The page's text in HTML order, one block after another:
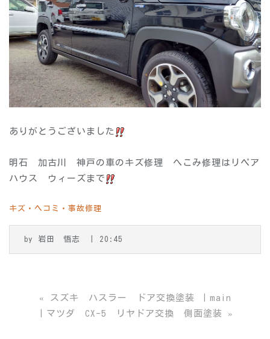
ありがとうございました
明石 加古川 神戸の車のキズ修理 へこみ修理はリペア
ハウス ウィーズまで
キズ・ヘコミ・事故修理
by 岩田 悟志 20:45
« スズキ ハスラー ドア交換塗装
main
マツダ CX-5 リヤドア交換 側面塗装
»